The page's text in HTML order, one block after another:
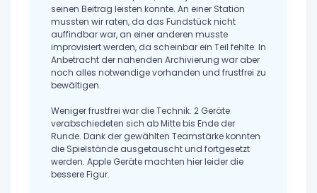
seinen Beitrag leisten konnte. An einer Station
mussten wir raten, da das Fundstück nicht
auffindbar war, an einer anderen musste
improvisiert werden, da scheinbar ein Teil fehlte. In
Anbetracht der nahenden Archivierung war aber
noch alles notwendige vorhanden und frustfrei zu
bewältigen.
Weniger frustfrei war die Technik. 2 Geräte
verabschiedeten sich ab Mitte bis Ende der
Runde. Dank der gewählten Teamstärke konnten
die Spielstände ausgetauscht und fortgesetzt
werden. Apple Geräte machten hier leider die
bessere Figur.